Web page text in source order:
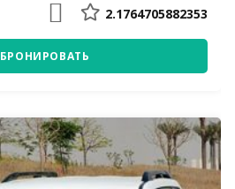
2.1764705882353